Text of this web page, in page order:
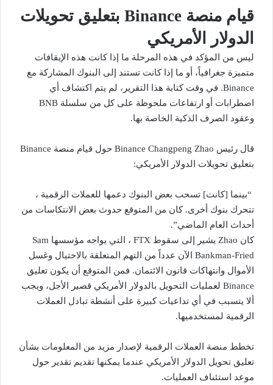
قيام منصة Binance بتعليق تحويلات
الدولار الأمريكي
ليس من المؤكد في هذه المرحلة ما إذا كانت هذه الإيقافات
متميزة جغرافياً، أو ما إذا كانت تستند إلى البنوك المشاركة مع
Binance. في وقت كتابة هذا التقرير، لم يتم اكتشاف أي
اضطرابات أو ارتفاعات ملحوظة على كل من سلسلة BNB
وعقود الصرف الذكية الخاصة بها.
قال رئيس Binance Changpeng Zhao
حول قيام منصة Binance
بتعليق تحويلات الدولار الأمريكي:
“بينما [كانت] تسحب بعض البنوك دعمها للعملات الرقمية ،
تتحرك بنوك أخرى. كان من المتوقع حدوث بعض الانتكاسات من
أحداث العام الماضي”.
كان Zhao يشير إلى سقوط FTX ، التي يواجه مؤسسها Sam
Bankman-Fried الآن عدداً من التهم المتعلقة بالاحتيال وغسل
الأموال وانتهاكات قانون الائتمان. فمن المتوقع أن يكون تعليق
Binance لعمليات التحويل بالدولار الأمريكي قصير الأجل، ويجب
ألا يتسبب في أي تداعيات كبيرة على أنشطة تبادل العملات
الرقمية لمستخدميها.
تخطط منصة العملات الرقمية لإصدار مزيد من المعلومات بشأن
تعليق تحويل الدولار الأمريكي عندما يمكنها تقديم تقدير حول
موعد استئناف العمليات.